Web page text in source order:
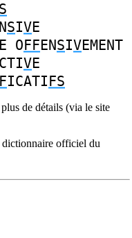
S
SIVE
E OFFENSIVEMENT
VE
FICATIFS
de détails (via le site
officiel du